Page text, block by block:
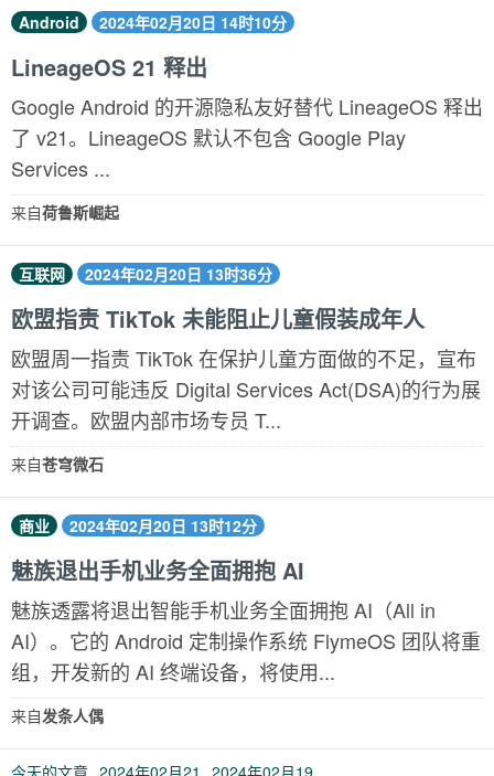
Android 2024年02月20日 14时10分
LineageOS 21 释出
Google Android 的开源隐私友好替代 LineageOS 释出
了 v21。LineageOS 默认不包含 Google Play
Services ...
来自荷鲁斯崛起
互联网 2024年02月20日 13时36分
欧盟指责 TikTok 未能阻止儿童假装成年人
欧盟周一指责 TikTok 在保护儿童方面做的不足，宣布
对该公司可能违反 Digital Services Act(DSA)的行为展
开调查。欧盟内部市场专员 T...
来自苍穹微石
商业 2024年02月20日 13时12分
魅族退出手机业务全面拥抱 AI
魅族透露将退出智能手机业务全面拥抱 AI（All in
AI）。它的 Android 定制操作系统 FlymeOS 团队将重
组，开发新的 AI 终端设备，将使用...
来自发条人偶
今天的文章 2024年02月21 2024年02月19